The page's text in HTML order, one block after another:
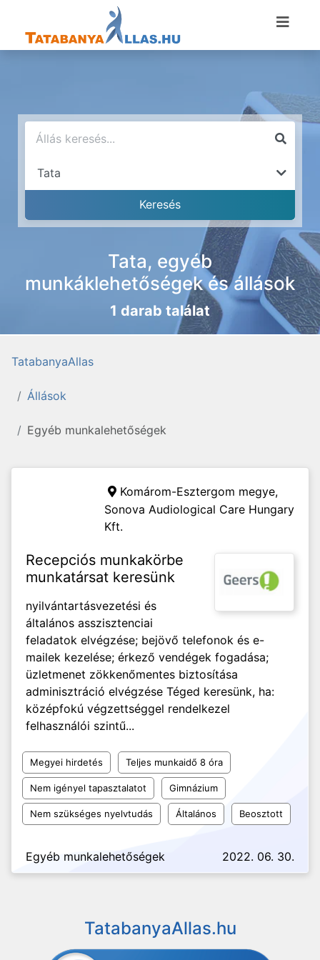
Tata, egyéb
munkáklehetőségek és állások
1 darab találat
TatabanyaAllas
Állások
Egyéb munkalehetőségek
Komárom-Esztergom megye,
Sonova Audiological Care Hungary
Kft.
Recepciós munkakörbe
munkatársat keresünk
nyilvántartásvezetési és
általános asszisztenciai
feladatok elvégzése; bejövő telefonok és e-
mailek kezelése; érkező vendégek fogadása;
üzletmenet zökkenőmentes biztosítása
adminisztráció elvégzése Téged keresünk, ha:
középfokú végzettséggel rendelkezel
felhasználói szintű...
Megyei hirdetés Teljes munkaidő 8 óra
Nem igényel tapasztalatot Gimnázium
Nem szükséges nyelvtudás Általános Beosztott
Egyéb munkalehetőségek 2022. 06. 30.
TatabanyaAllas.hu